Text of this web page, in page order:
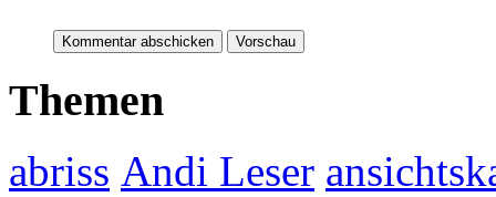
Themen
abriss Andi Leser